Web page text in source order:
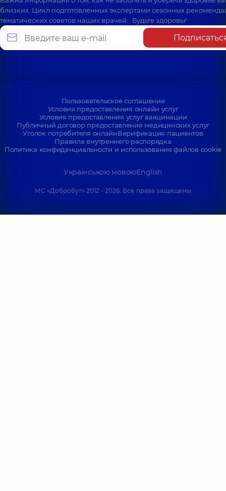
близких. Цикл подготовленных экспертами сезонных
тематических советов наших врачей… Будьте здоровы!
Пользовательское соглашение
Условия предоставления онлайн услуг
Условия предоставления услуг вакцинации
Публичный договор предоставления медицинских услуг
Уголок потребителя онлайнВерификация пациентов
Правила внутреннего распорядка
Политика конфиденциальности и использования файлов cookie
Українською мовоюEnglish
МС «Добробут» 2012 - 2026. Все права защищены